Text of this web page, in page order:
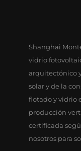
Shanghai
vidrio
arquitectónico
solar y de la
flotado y vidrio
producción
certificada
nosotros para